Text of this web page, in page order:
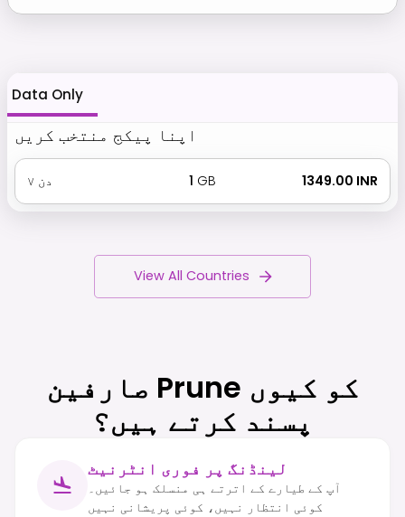
Data Only
اپنا پیکج منتخب کریں
۷ دن 1 GB ₹ 1349.00 INR
View All Countries
صارفین Prune کو کیوں
پسند کرتے ہیں؟
لینڈنگ پر فوری انٹرنیٹ
آپ کے طیارے کے اترتے ہی منسلک ہو جائیں۔
کوئی انتظار نہیں، کوئی پریشانی نہیں